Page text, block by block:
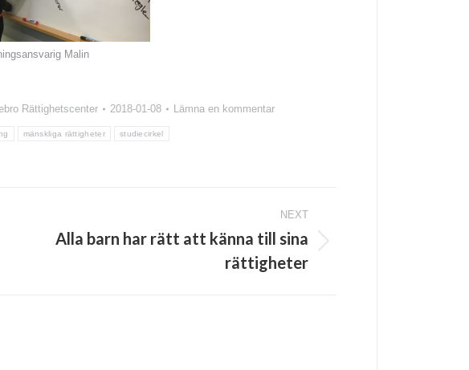
Malin
Rättighetscenter 2018-01-08 Lämna en kommentar
mänskliga rättigheter studiecirkel
NEXT
Alla barn har rätt att känna till sina
rättigheter